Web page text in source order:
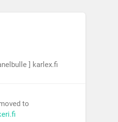
] karlex.fi
to